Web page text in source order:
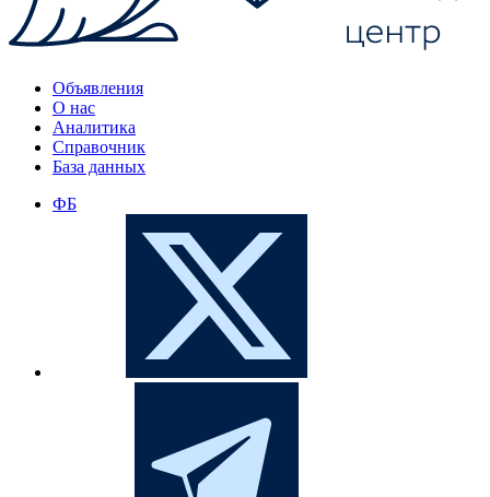
Объявления
О нас
Аналитика
Справочник
База данных
ФБ